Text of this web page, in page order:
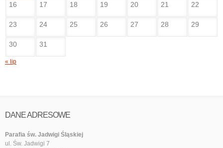
16 17 18 19 20 21 22
23 24 25 26 27 28 29
30 31
« lip
DANE ADRESOWE
Parafia św. Jadwigi Śląskiej
ul. Św. Jadwigi 7